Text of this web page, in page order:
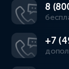
8
+7